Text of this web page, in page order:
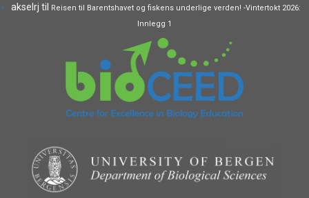
akselrj til Reisen til Barentshavet og fiskens underlige verden! -Vintertokt 2026:
Innlegg 1